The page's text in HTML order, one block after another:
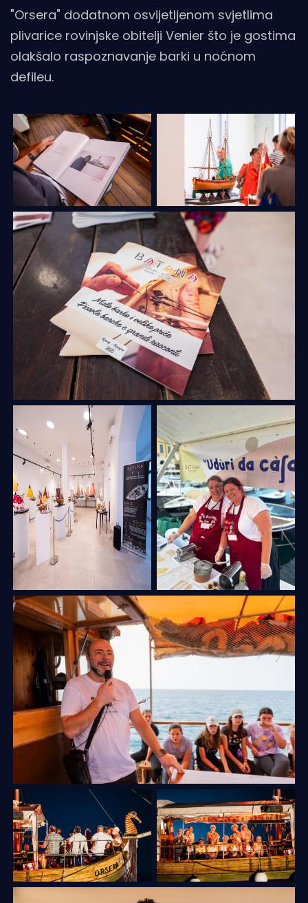
"Orsera" dodatnom osvijetljenom svjetlima
plivarice rovinjske obitelji Venier što je gostima
olakšalo raspoznavanje barki u noćnom
defileu.